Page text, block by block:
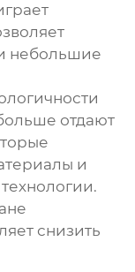
небольшие
отдают
и
снизить